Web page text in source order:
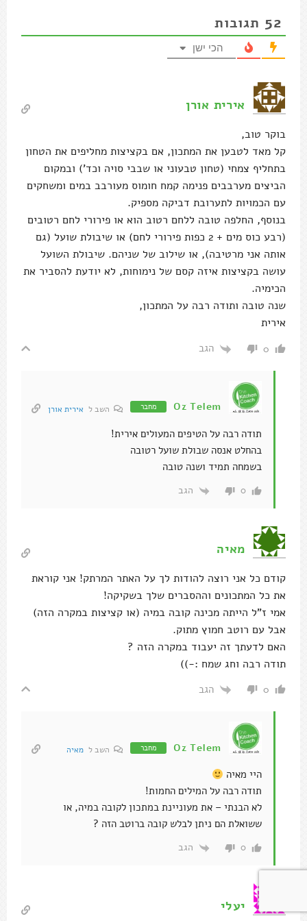
52 תגובות
הכי ישן
אירית אורן
בוקר טוב,
קל מאד לטבען את המתכון, אם בקציצות מחליפים את הטחון
בתחליף צמחי (טחון טבעוני או שבבי סויה וכד') ובמקום
הביצים מערבבים פנימה קמח חומוס מעורבב במים ומשחקים
עם הכמויות לתערובת דביקה מספיק.
בנוסף, החלפה טובה ללחם רטוב הוא או פירורי לחם רטובים
(רבע כוס מים + 2 כפות פירורי לחם) או שיבולת שועל (גם
אותה אני מרטיבה), או שילוב של שניהם. שיבולת השועל
עושה בקציצות איזה קסם של נימוחות, לא יודעת להסביר את
הכימיה.
שנה טובה ותודה רבה על המתכון,
אירית
0 הגב
Oz Telem מחבר השב ל אירית אורן
תודה רבה על הטיפים המעולים אירית!
בהחלט אנסה שבולת שועל רטובה
בשמחה תמיד ושנה טובה
0 הגב
מאיה
קודם כל אני רוצה להודות לך על האתר המרתק! אני קוראת
את כל המתכונים וההסברים שלך בשקיקה!
אמי ז"ל הייתה מכינה קובה במיה (או קציצות במקרה הזה)
אבל עם רוטב חמוץ מתוק.
האם לדעתך זה יעבוד במקרה הזה ?
תודה רבה וחג שמח :-))
0 הגב
Oz Telem מחבר השב ל מאיה
היי מאיה
תודה רבה על המילים החמות!
לא הבנתי – את מעוניינת במתכון לקובה במיה, או
ששואלת הם ניתן לבלש קובה ברוטב הזה ?
0 הגב
יעלי